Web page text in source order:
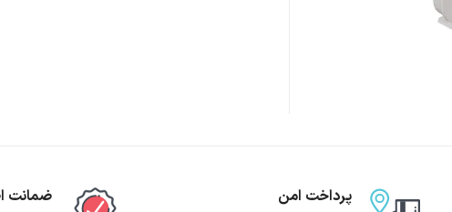
پرداخت امن ضمانت